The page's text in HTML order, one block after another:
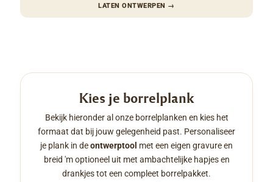
LATEN ONTWERPEN →
Kies je borrelplank
Bekijk hieronder al onze borrelplanken en kies het
formaat dat bij jouw gelegenheid past. Personaliseer
je plank in deontwerptool met een eigen gravure en
breid 'm optioneel uit met ambachtelijke hapjes en
drankjes tot een compleet borrelpakket.